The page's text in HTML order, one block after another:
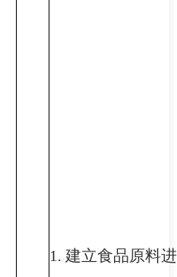
1. 建立食品原料进